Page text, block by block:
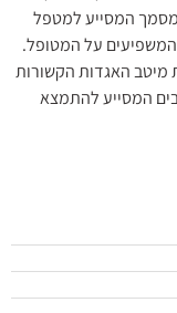
מסמך המסייע למטפל
המשפיעים על המטופל.
מיטב האגדות הקשורות
המסייע להתמצא